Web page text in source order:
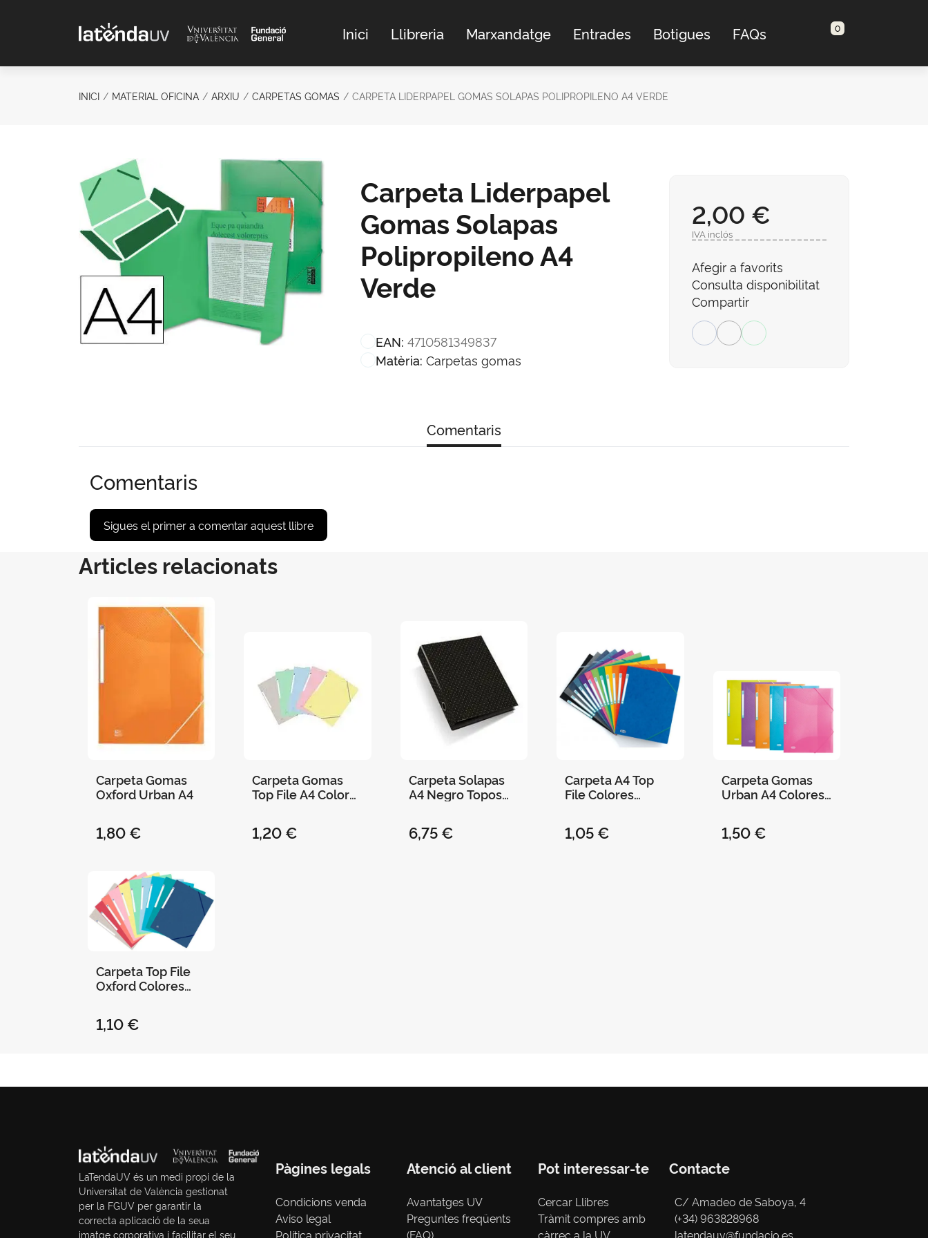
Inici Llibreria Marxandatge Entrades Botigues FAQs 0
INICI MATERIAL OFICINA ARXIU CARPETAS GOMAS CARPETA LIDERPAPEL GOMAS SOLAPAS POLIPROPILENO A4 VERDE
Carpeta Liderpapel
Gomas Solapas
Polipropileno A4
Verde
EAN: 4710581349837
Matèria: Carpetas gomas
2,00 €
IVA inclós
Afegir a favorits
Consulta disponibilitat
Compartir
Comentaris
Comentaris
Sigues el primer a comentar aquest llibre
Articles relacionats
Carpeta Gomas
Oxford Urban A4
1,80 €
Carpeta Gomas
Top File A4 Color
1,20 €
Carpeta Solapas
A4 Negro Topos
6,75 €
Carpeta A4 Top
File Colores
1,05 €
Carpeta Gomas
Urban A4 Colores
1,50 €
Carpeta Top File
Oxford Colores
1,10 €
LaTendaUV és un medi propi de la
Universitat de València gestionat
per la FGUV per garantir la
correcta aplicació de la seua
imatge corporativa i facilitar el seu
Pàgines legals
Condicions venda
Aviso legal
Política privacitat
Atenció al client
Avantatges UV
Preguntes freqüents
(FAQ)
Pot interessar-te
Cercar Llibres
Tràmit compres amb
càrrec a la UV
Contacte
C/ Amadeo de Saboya, 4
(+34) 963828968
latendauv@fundacio.es